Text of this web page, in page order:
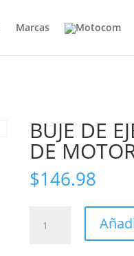
Marcas
BUJE DE
DE
$146.98